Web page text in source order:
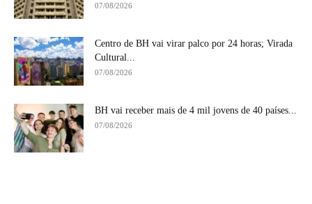
07/08/2026
Centro de BH vai virar palco por 24 horas; Virada
Cultural...
07/08/2026
BH vai receber mais de 4 mil jovens de 40 países...
07/08/2026